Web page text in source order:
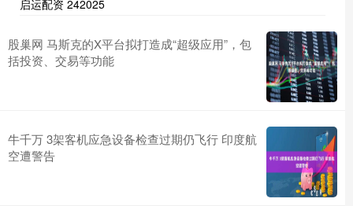
启运配资 242025
股巢网 马斯克的X平台拟打造成“超级应用”，包
括投资、交易等功能
牛千万 3架客机应急设备检查过期仍飞行 印度航
空遭警告